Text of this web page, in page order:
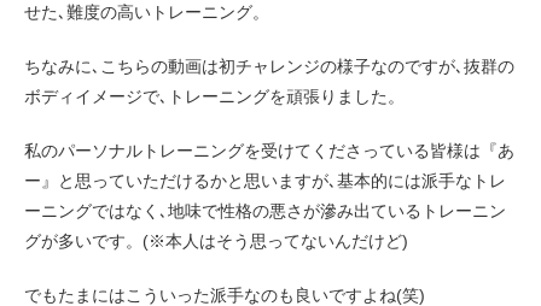
せた､難度の高いトレーニング。
ちなみに､こちらの動画は初チャレンジの様子なのですが､抜群の
ボディイメージで､トレーニングを頑張りました。
私のパーソナルトレーニングを受けてくださっている皆様は『あ
ー』と思っていただけるかと思いますが､基本的には派手なトレ
ーニングではなく､地味で性格の悪さが滲み出ているトレーニン
グが多いです。(※本人はそう思ってないんだけど)
でもたまにはこういった派手なのも良いですよね(笑)